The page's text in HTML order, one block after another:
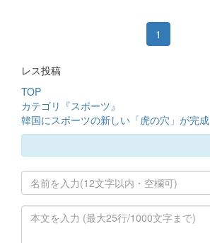
1
レス投稿
TOP
カテゴリ『スポーツ』
韓国にスポーツの新しい「虎の穴」が完成